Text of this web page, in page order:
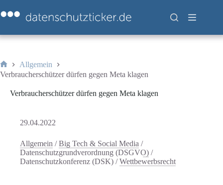
Inhalt
springen
Start
Allgemein
Verbraucherschützer dürfen gegen Meta klagen
Verbraucherschützer dürfen gegen Meta klagen
29.04.2022
Allgemein /Big Tech & Social Media /
Datenschutzgrundverordnung (DSGVO) /
Datenschutzkonferenz (DSK) /Wettbewerbsrecht